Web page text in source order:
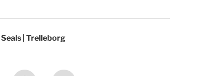
| Trelleborg